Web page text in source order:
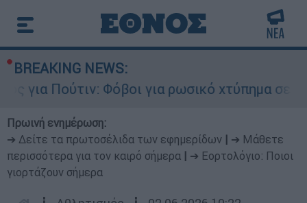
BREAKING NEWS:
για Πούτιν: Φόβοι για ρωσικό χτύπημα σε
Πρωινή ενημέρωση:
➔ Δείτε τα πρωτοσέλιδα των εφημερίδων
➔ Μάθετε
περισσότερα για τον καιρό σήμερα
➔ Εορτολόγιο: Ποιοι
γιορτάζουν σήμερα